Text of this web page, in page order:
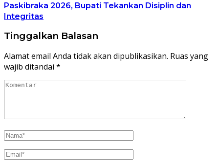
Paskibraka 2026, Bupati Tekankan Disiplin dan
Integritas
Tinggalkan Balasan
Alamat email Anda tidak akan dipublikasikan. Ruas yang
wajib ditandai *